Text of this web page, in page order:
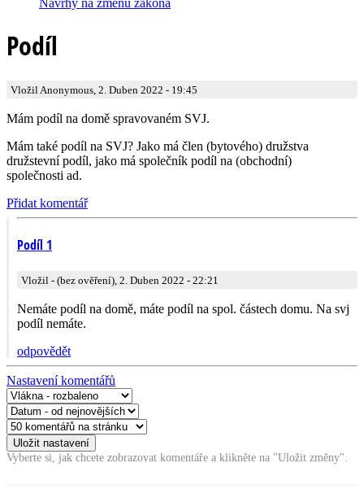
Návrhy na změnu zákona
Podíl
Vložil Anonymous, 2. Duben 2022 - 19:45
Mám podíl na domě spravovaném SVJ.
Mám také podíl na SVJ? Jako má člen (bytového) družstva
družstevní podíl, jako má společník podíl na (obchodní)
společnosti ad.
Přidat komentář
Podíl 1
Vložil - (bez ověření), 2. Duben 2022 - 22:21
Nemáte podíl na domě, máte podíl na spol. částech domu. Na svj
podíl nemáte.
odpovědět
Nastavení komentářů
Vyberte si, jak chcete zobrazovat komentáře a klikněte na "Uložit změny".